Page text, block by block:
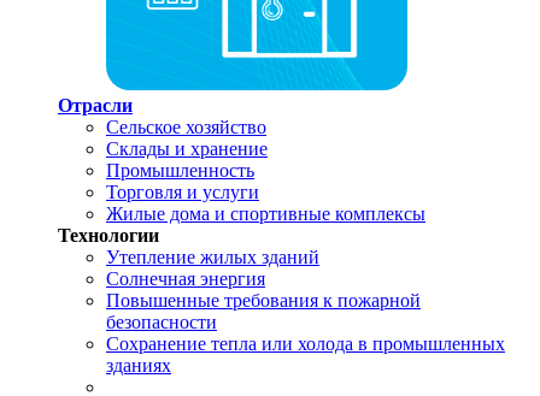
Отрасли
Сельское хозяйство
Склады и хранение
Промышленность
Торговля и услуги
Жилые дома и спортивные комплексы
Технологии
Утепление жилых зданий
Солнечная энергия
Повышенные требования к пожарной
безопасности
Сохранение тепла или холода в промышленных
зданиях